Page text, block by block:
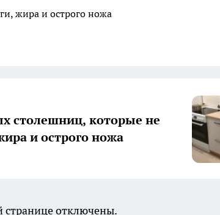
жира и острого ножа
столешниц, которые не
и острого ножа
странице отключены.